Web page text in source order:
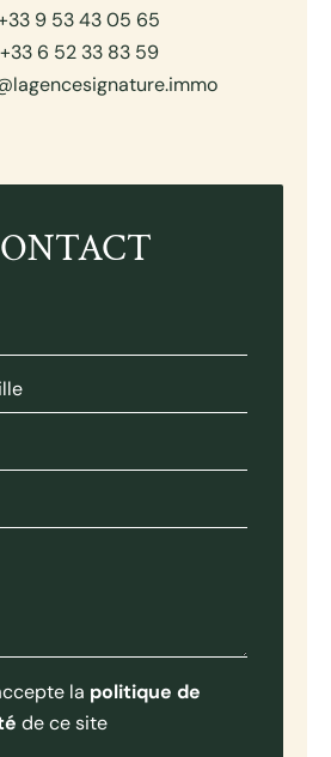
9 53 43 05 65
+33 6 52 33 83 59
la politique de
de ce site